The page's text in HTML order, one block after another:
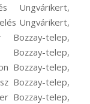
Ungvárikert,
Ungvárikert,
Bozzay-telep,
telep,
Bozzay-telep,
Bozzay-telep,
Bozzay-telep,